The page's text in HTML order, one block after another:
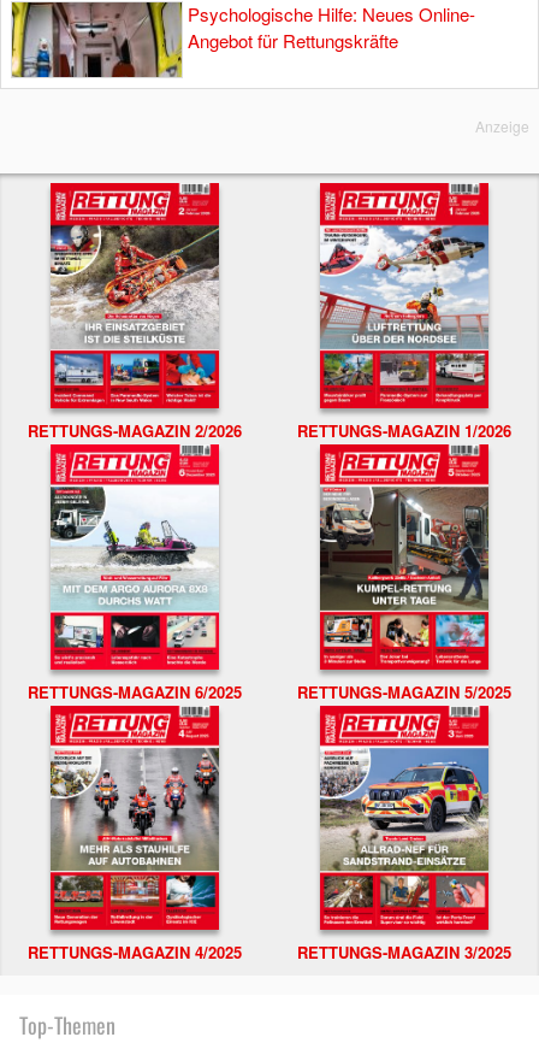
Psychologische Hilfe: Neues Online-
Angebot für Rettungskräfte
Anzeige
RETTUNGS-MAGAZIN 2/2026 RETTUNGS-MAGAZIN 1/2026
RETTUNGS-MAGAZIN 6/2025 RETTUNGS-MAGAZIN 5/2025
RETTUNGS-MAGAZIN 4/2025 RETTUNGS-MAGAZIN 3/2025
Top-Themen